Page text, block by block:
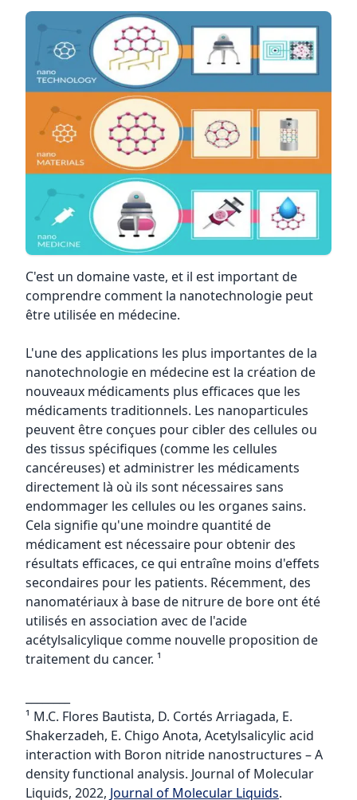
C'est un domaine vaste, et il est important de
comprendre comment la nanotechnologie peut
être utilisée en médecine.
L'une des applications les plus importantes de la
nanotechnologie en médecine est la création de
nouveaux médicaments plus efficaces que les
médicaments traditionnels. Les nanoparticules
peuvent être conçues pour cibler des cellules ou
des tissus spécifiques (comme les cellules
cancéreuses) et administrer les médicaments
directement là où ils sont nécessaires sans
endommager les cellules ou les organes sains.
Cela signifie qu'une moindre quantité de
médicament est nécessaire pour obtenir des
résultats efficaces, ce qui entraîne moins d'effets
secondaires pour les patients. Récemment, des
nanomatériaux à base de nitrure de bore ont été
utilisés en association avec de l'acide
acétylsalicylique comme nouvelle proposition de
traitement du cancer. ¹
¹ M.C. Flores Bautista, D. Cortés Arriagada, E.
Shakerzadeh, E. Chigo Anota, Acetylsalicylic acid
interaction with Boron nitride nanostructures – A
density functional analysis. Journal of Molecular
Liquids, 2022, Journal of Molecular Liquids.